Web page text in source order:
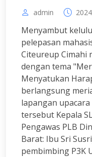
admin
Menyambut
pelepasan
Citeureup Cimahi
dengan tema
Menyatukan
berlangsung
lapangan
tersebut Kepala
Pengawas PLB
Barat: Ibu Sri
pembimbing P3K